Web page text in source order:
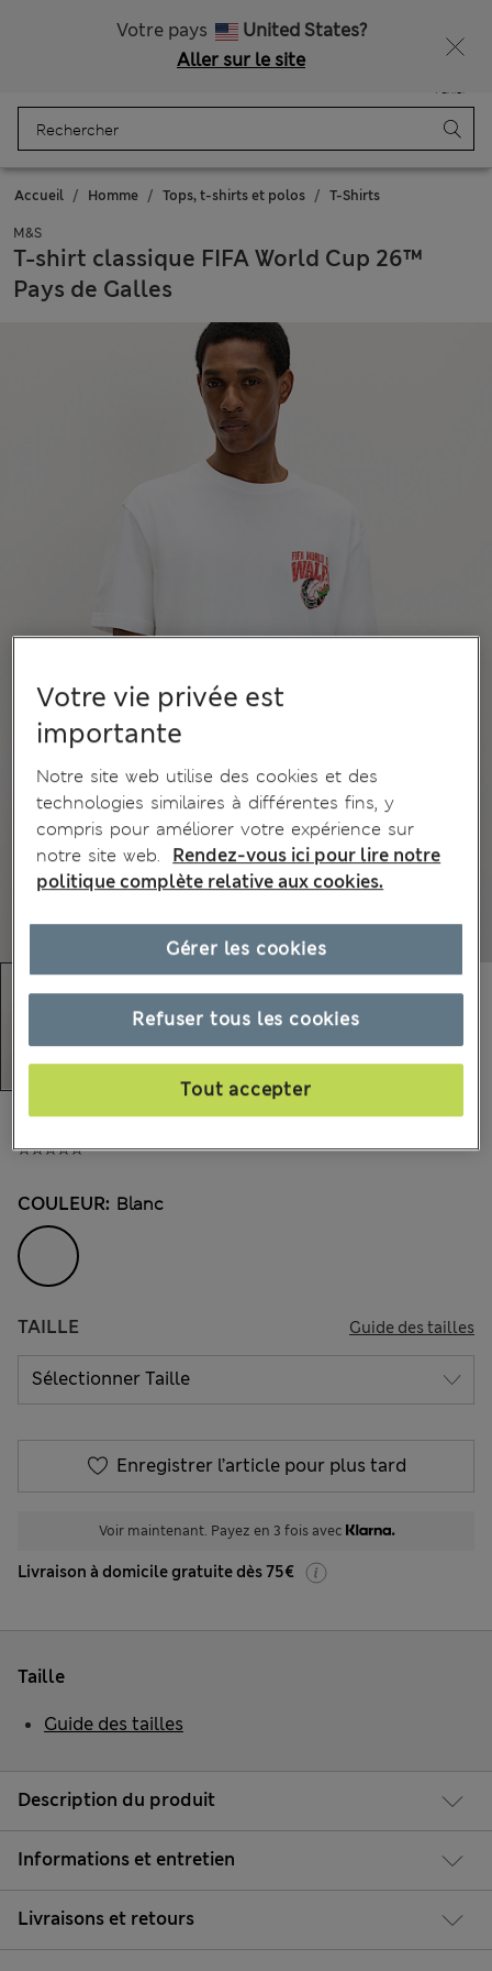
Votre pays
United States?
Aller sur le site
Panier
Accueil Homme Tops, t-shirts et polos T-Shirts
M&S
T-shirt classique FIFA World Cup 26™
Pays de Galles
29.00 € Tous les prix incluent les taxes et les frais de douanes
COULEUR: Blanc
TAILLE Guide des tailles
Enregistrer l’article pour plus tard
Voir maintenant. Payez en 3 fois avec
Livraison à domicile gratuite dès 75€
Description du produit
Informations et entretien
Livraisons et retours
Taille
Guide des tailles
Votre vie privée est
importante
Notre site web utilise des cookies et des
technologies similaires à différentes fins, y
compris pour améliorer votre expérience sur
notre site web.
Rendez-vous ici pour lire notre
politique complète relative aux cookies.
Refuser tous les cookies
Tout accepter
Gérer les cookies